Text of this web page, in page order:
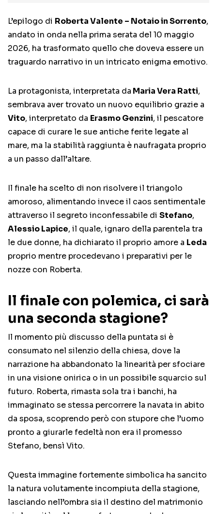
L’epilogo di Roberta Valente – Notaio in Sorrento,
andato in onda nella prima serata del 10 maggio
2026, ha trasformato quello che doveva essere un
traguardo narrativo in un intricato enigma emotivo.
La protagonista, interpretata da Maria Vera Ratti,
sembrava aver trovato un nuovo equilibrio grazie a
Vito, interpretato da Erasmo Genzini, il pescatore
capace di curare le sue antiche ferite legate al
mare, ma la stabilità raggiunta è naufragata proprio
a un passo dall’altare.
Il finale ha scelto di non risolvere il triangolo
amoroso, alimentando invece il caos sentimentale
attraverso il segreto inconfessabile di Stefano,
Alessio Lapice, il quale, ignaro della parentela tra
le due donne, ha dichiarato il proprio amore a Leda
proprio mentre procedevano i preparativi per le
nozze con Roberta.
Il finale con polemica, ci sarà
una seconda stagione?
Il momento più discusso della puntata si è
consumato nel silenzio della chiesa, dove la
narrazione ha abbandonato la linearità per sfociare
in una visione onirica o in un possibile squarcio sul
futuro. Roberta, rimasta sola tra i banchi, ha
immaginato se stessa percorrere la navata in abito
da sposa, scoprendo però con stupore che l’uomo
pronto a giurarle fedeltà non era il promesso
Stefano, bensì Vito.
Questa immagine fortemente simbolica ha sancito
la natura volutamente incompiuta della stagione,
lasciando nell’ombra sia il destino del matrimonio